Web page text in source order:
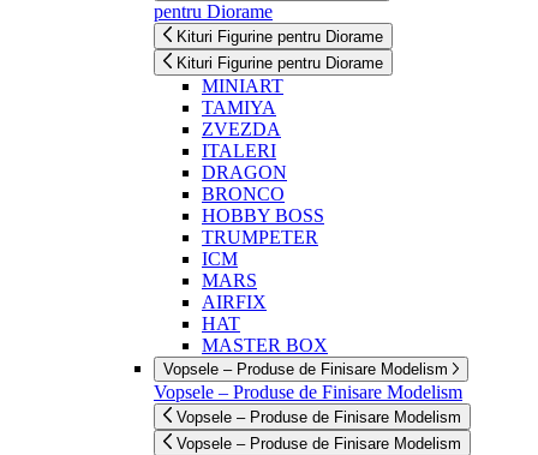
pentru Diorame
Kituri Figurine pentru Diorame
Kituri Figurine pentru Diorame
MINIART
TAMIYA
ZVEZDA
ITALERI
DRAGON
BRONCO
HOBBY BOSS
TRUMPETER
ICM
MARS
AIRFIX
HAT
MASTER BOX
Vopsele – Produse de Finisare Modelism
Vopsele – Produse de Finisare Modelism
Vopsele – Produse de Finisare Modelism
Vopsele – Produse de Finisare Modelism